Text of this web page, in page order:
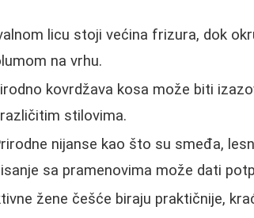
licu stoji većina frizura, dok
na vrhu.
kovrdžava kosa može biti
stilovima.
nijanse kao što su smeđa,
sa pramenovima može dati
žene češće biraju praktičnije,